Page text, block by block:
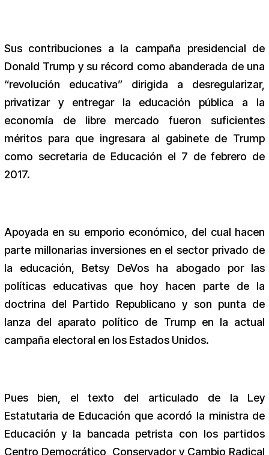
Sus contribuciones a la campaña presidencial de
Donald Trump y su récord como abanderada de una
“revolución educativa” dirigida a desregularizar,
privatizar y entregar la educación pública a la
economía de libre mercado fueron suficientes
méritos para que ingresara al gabinete de Trump
como secretaria de Educación el 7 de febrero de
2017.
Apoyada en su emporio económico, del cual hacen
parte millonarias inversiones en el sector privado de
la educación, Betsy DeVos ha abogado por las
políticas educativas que hoy hacen parte de la
doctrina del Partido Republicano y son punta de
lanza del aparato político de Trump en la actual
campaña electoral en los Estados Unidos.
Pues bien, el texto del articulado de la Ley
Estatutaria de Educación que acordó la ministra de
Educación y la bancada petrista con los partidos
Centro Democrático, Conservador y Cambio Radical